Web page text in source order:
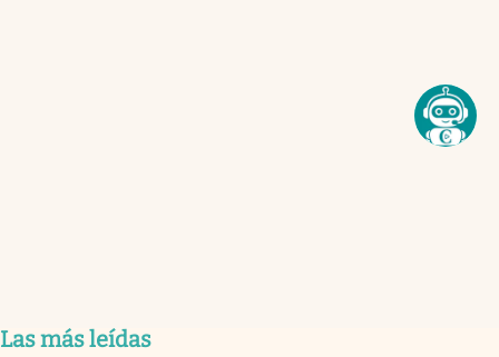
Las más leídas